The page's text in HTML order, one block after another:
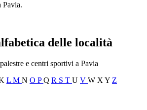
Pavia.
delle località
e centri sportivi a Pavia
L M N O PQ R S T U V W X Y Z